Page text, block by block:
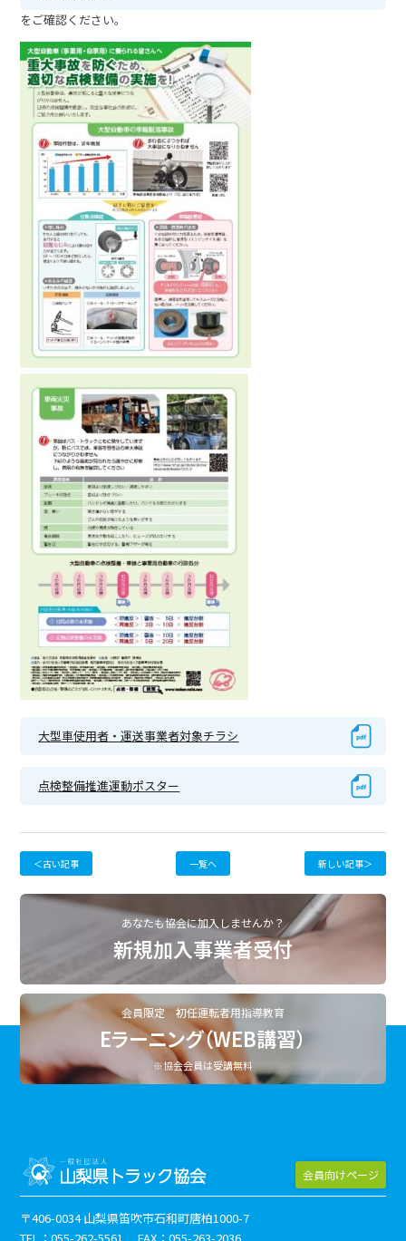
をご確認ください。
大型車使用者・運送事業者対象チラシ
点検整備推進運動ポスター
＜古い記事 一覧へ 新しい記事＞
あなたも協会に加入しませんか？
新規加入事業者受付
会員限定 初任運転者用指導教育
Eラーニング（WEB講習）
※協会会員は受講無料
会員向けページ
〒406-0034 山梨県笛吹市石和町唐柏1000-7
TEL：055-262-5561 FAX：055-263-2036